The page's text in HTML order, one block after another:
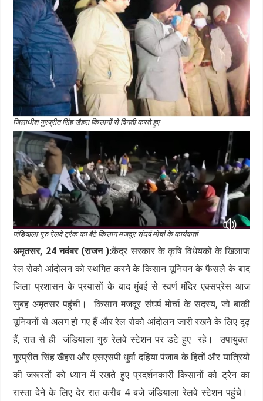
जिलाधीश गुरप्रीत सिंह खैहरा किसानों से विनती करते हुए
जंडियाला गुरु रेलवे ट्रैक का बैठे किसान मजदूर संघर्ष मोर्चा के कार्यकर्ता
अमृतसर, 24 नवंबर (राजन ):केंद्र सरकार के कृषि विधेयकों के खिलाफ
रेल रोको आंदोलन को स्थगित करने के किसान यूनियन के फैसले के बाद
जिला प्रशासन के प्रयासों के बाद मुंबई से स्वर्ण मंदिर एक्सप्रेस आज
सुबह अमृतसर पहुंची। किसान मजदूर संघर्ष मोर्चा के सदस्य, जो बाकी
यूनियनों से अलग हो गए हैं और रेल रोको आंदोलन जारी रखने के लिए दृढ़
हैं, रात से ही जंडियाला गुरु रेलवे स्टेशन पर डटे हुए रहे। उपायुक्त
गुरप्रीत सिंह खैहरा और एसएसपी धुर्वा दहिया पंजाब के हितों और यात्रियों
की जरूरतों को ध्यान में रखते हुए प्रदर्शनकारी किसानों को ट्रेन का
रास्ता देने के लिए देर रात करीब 4 बजे जंडियाला रेलवे स्टेशन पहुंचे।